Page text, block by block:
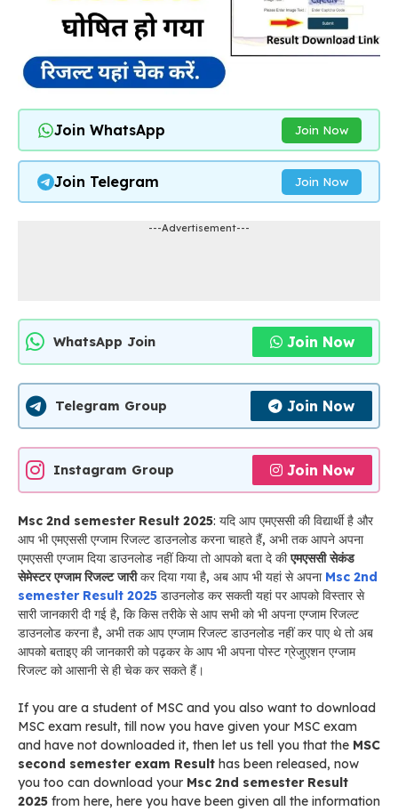
Join WhatsApp Join Now
Join Telegram Join Now
---Advertisement---
WhatsApp Join Join Now
Telegram Group Join Now
Instagram Group Join Now
Msc 2nd semester Result 2025: यदि आप एमएससी की विद्यार्थी है और
आप भी एमएससी एग्जाम रिजल्ट डाउनलोड करना चाहते हैं, अभी तक आपने अपना
एमएससी एग्जाम दिया डाउनलोड नहीं किया तो आपको बता दे कीएमएससी सेकंड
सेमेस्टर एग्जाम रिजल्ट जारीकर दिया गया है, अब आप भी यहां से अपना Msc 2nd
semester Result 2025 डाउनलोड कर सकती यहां पर आपको विस्तार से
सारी जानकारी दी गई है, कि किस तरीके से आप सभी को भी अपना एग्जाम रिजल्ट
डाउनलोड करना है, अभी तक आप एग्जाम रिजल्ट डाउनलोड नहीं कर पाए थे तो अब
आपको बताइए की जानकारी को पढ़कर के आप भी अपना पोस्ट ग्रेजुएशन एग्जाम
रिजल्ट को आसानी से ही चेक कर सकते हैं।
If you are a student of MSC and you also want to download
MSC exam result, till now you have given your MSC exam
and have not downloaded it, then let us tell you that the MSC
second semester exam Result has been released, now
you too can download your Msc 2nd semester Result
2025 from here, here you have been given all the information